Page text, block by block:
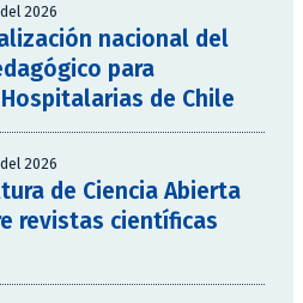
2026
nacional del
para
de Chile
2026
de Ciencia Abierta
revistas científicas